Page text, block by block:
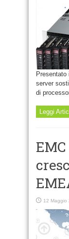
Presentato
server
di
Leggi
12 Maggio